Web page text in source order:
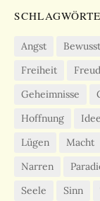
Angst
Freiheit
Geheimnisse
Hoffnung
Lügen
Macht
Narren
Seele
Sinn